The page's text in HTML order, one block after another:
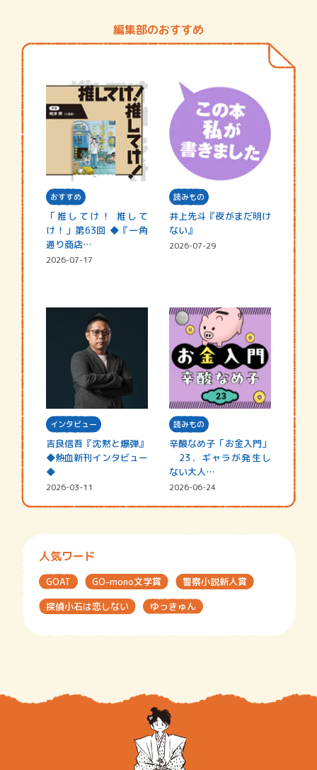
編集部のおすすめ
おすすめ
「推してけ！ 推して
け！」第63回 ◆『一角
通り商店…
2026-07-17
読みもの
井上先斗『夜がまだ明け
ない』
2026-07-29
インタビュー
吉良信吾『沈黙と爆弾』
◆熱血新刊インタビュー
◆
2026-03-11
読みもの
辛酸なめ子「お金入門」
23．ギャラが発生し
ない大人…
2026-06-24
人気ワード
GOAT GO-mono文学賞
警察小説新人賞
探偵小石は恋しない
ゆっきゅん